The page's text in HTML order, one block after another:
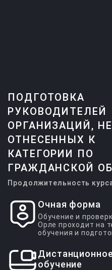
ПОДГОТОВКА
РУКОВОДИТЕЛЕЙ
ОРГАНИЗАЦИЙ, НЕ
ОТНЕСЕННЫХ К
КАТЕГОРИИ ПО
ГРАЖДАНСКОЙ
Продолжительность
Очная форма
Обучение и
Орле проходит на
обучения и
Дистанционное
обучение